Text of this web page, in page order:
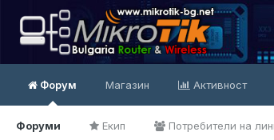
Форум
Форуми Екип Потребители на
Магазин Активност